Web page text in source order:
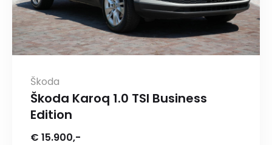
Škoda
Škoda Karoq 1.0 TSI Business
Edition
€ 15.900,-